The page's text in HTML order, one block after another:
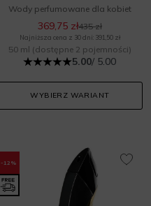
Wody perfumowane dla kobiet
369,75 zł435 zł
Najniższa cena z 30 dni: 391,50 zł
50 ml (dostępne 2 pojemności)
5.00/ 5.00
WYBIERZ WARIANT
-12%